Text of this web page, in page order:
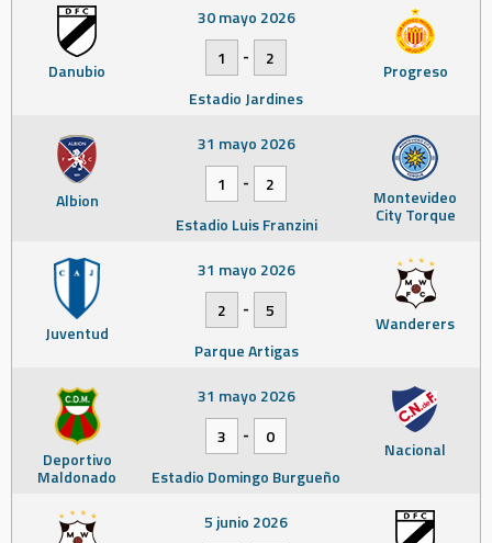
Danubio Progreso
30 mayo 2026
1
-
2
Estadio Jardines
Albion Montevideo
City Torque
31 mayo 2026
1
-
2
Estadio Luis Franzini
Juventud Wanderers
31 mayo 2026
2
-
5
Parque Artigas
Deportivo
Maldonado
Nacional
31 mayo 2026
3
-
0
Estadio Domingo Burgueño
5 junio 2026